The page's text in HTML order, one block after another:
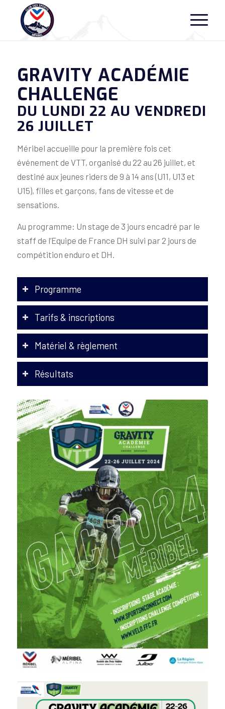
GRAVITY ACADÉMIE
CHALLENGE
DU LUNDI 22 AU VENDREDI
26 JUILLET
Méribel accueille pour la première fois cet
événement de VTT, organisé du 22 au 26 juillet, et
destiné aux jeunes riders de 9 à 14 ans (U11, U13 et
U15), filles et garçons, fans de vitesse et de
sensations.
Au programme: Un stage de 3 jours encadré par le
staff de l’Equipe de France DH suivi par 2 jours de
compétition enduro et DH.
Programme
Tarifs & inscriptions
Matériel & règlement
Résultats